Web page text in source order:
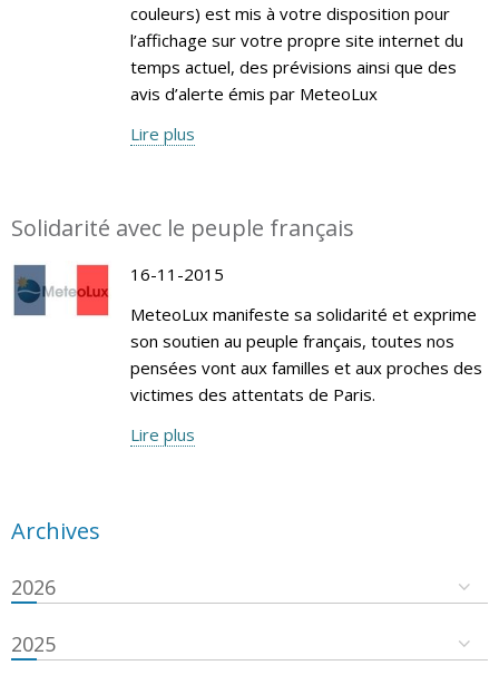
couleurs) est mis à votre disposition pour
l’affichage sur votre propre site internet du
temps actuel, des prévisions ainsi que des
avis d’alerte émis par MeteoLux
Lire plus
Solidarité avec le peuple français
16-11-2015
MeteoLux manifeste sa solidarité et exprime
son soutien au peuple français, toutes nos
pensées vont aux familles et aux proches des
victimes des attentats de Paris.
Lire plus
Archives
2026
2025